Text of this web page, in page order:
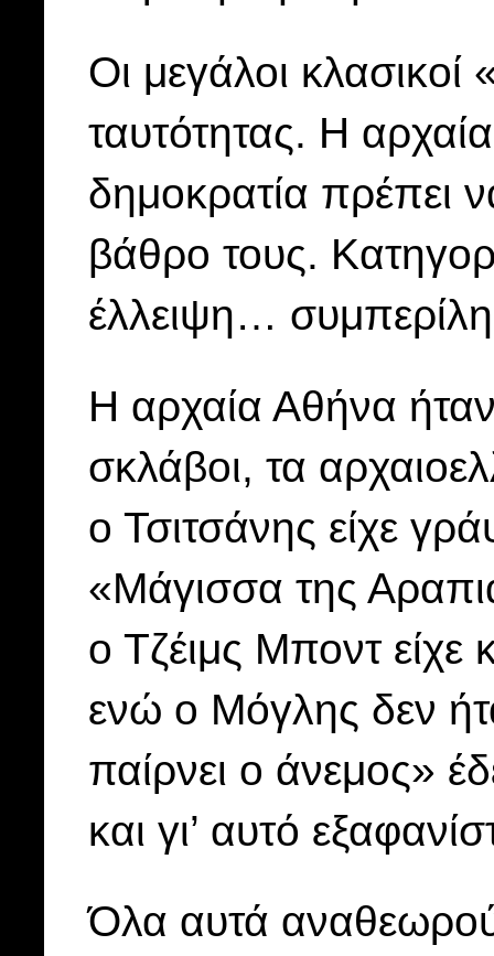
Οι μεγάλοι
ταυτότητας. Η
δημοκρατία πρέπει
βάθρο τους.
έλλειψη…
Η αρχαία Αθήνα
σκλάβοι, τα
ο Τσιτσάνης είχε
«Μάγισσα της
ο Τζέιμς Μποντ είχε
ενώ ο Μόγλης δεν
παίρνει ο άνεμος»
και γι’ αυτό
Όλα αυτά